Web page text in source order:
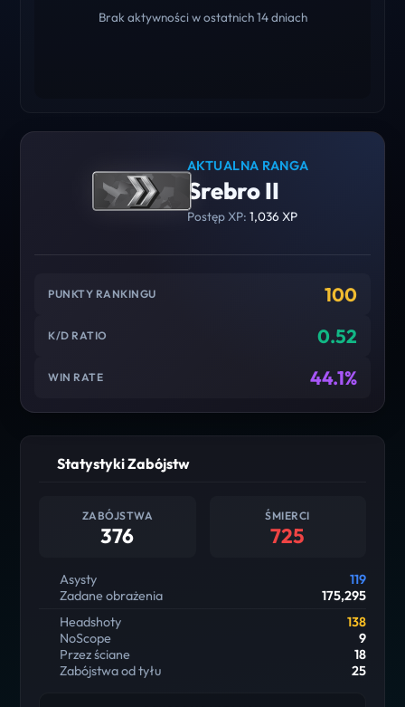
Brak aktywności w ostatnich 14 dniach
AKTUALNA RANGA
Srebro II
Postęp XP: 1,036 XP
PUNKTY RANKINGU 100
K/D RATIO 0.52
WIN RATE 44.1%
Statystyki Zabójstw
ZABÓJSTWA
376
ŚMIERCI
725
Asysty
119
Zadane obrażenia
175,295
Headshoty
138
NoScope
9
Przez ściane
18
Zabójstwa od tyłu
25